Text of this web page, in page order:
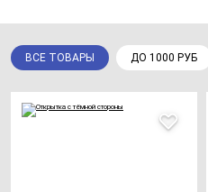
ВСЕ ТОВАРЫ ДО 1000 РУБ